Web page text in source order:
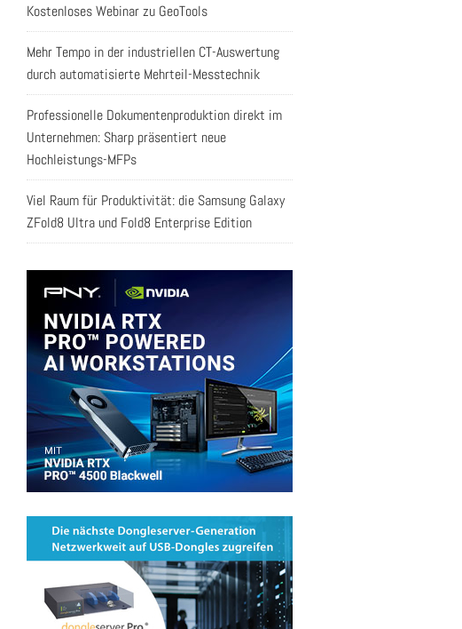
Kostenloses Webinar zu GeoTools
Mehr Tempo in der industriellen CT-Auswertung
durch automatisierte Mehrteil-Messtechnik
Professionelle Dokumentenproduktion direkt im
Unternehmen: Sharp präsentiert neue
Hochleistungs-MFPs
Viel Raum für Produktivität: die Samsung Galaxy
ZFold8 Ultra und Fold8 Enterprise Edition